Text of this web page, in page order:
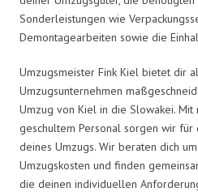
Sonderleistungen wie
Demontagearbeiten sowie die
Umzugsmeister Fink Kiel bietet dir
Umzugsunternehmen
Umzug von Kiel in die Slowakei.
geschultem Personal sorgen wir
deines Umzugs. Wir beraten dich
Umzugskosten und finden
die deinen individuellen